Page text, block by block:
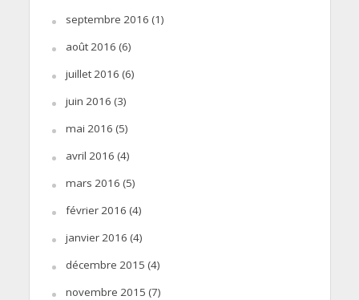
septembre 2016 (1)
août 2016 (6)
juillet 2016 (6)
juin 2016 (3)
mai 2016 (5)
avril 2016 (4)
mars 2016 (5)
février 2016 (4)
janvier 2016 (4)
décembre 2015 (4)
novembre 2015 (7)